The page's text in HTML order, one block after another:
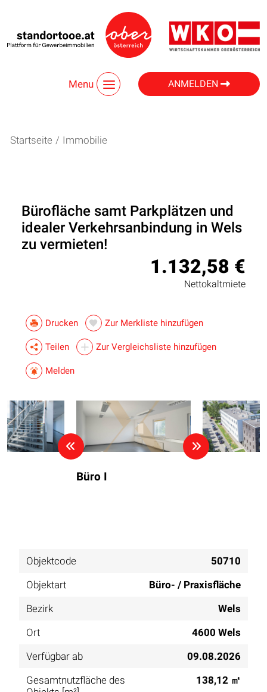
Menu ANMELDEN
Startseite / Immobilie
Bürofläche samt Parkplätzen und
idealer Verkehrsanbindung in Wels
zu vermieten!
1.132,58 €
Nettokaltmiete
Drucken Zur Merkliste hinzufügen
Teilen Zur Vergleichsliste hinzufügen
Melden
Büro I
Objektcode
50710
Objektart
Büro- / Praxisfläche
Bezirk
Wels
Ort
4600 Wels
Verfügbar ab
09.08.2026
Gesamtnutzfläche des
138,12 ㎡